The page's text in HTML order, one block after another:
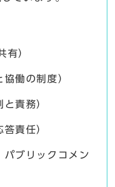
有）
働の制度）
責務）
責任）
ブリックコメン